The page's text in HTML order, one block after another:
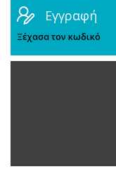
Εγγραφή
Ξέχασα τον κωδικό